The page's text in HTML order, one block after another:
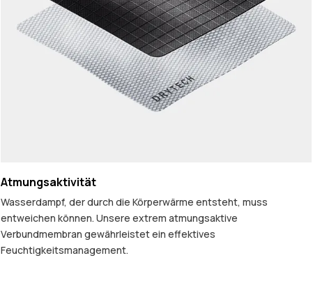
Atmungsaktivität
Wasserdampf, der durch die Körperwärme entsteht, muss
entweichen können. Unsere extrem atmungsaktive
Verbundmembran gewährleistet ein effektives
Feuchtigkeitsmanagement.